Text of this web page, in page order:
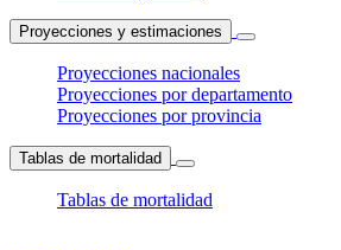
Proyecciones y estimaciones
Proyecciones nacionales
Proyecciones por departamento
Proyecciones por provincia
Tablas de mortalidad
Tablas de mortalidad